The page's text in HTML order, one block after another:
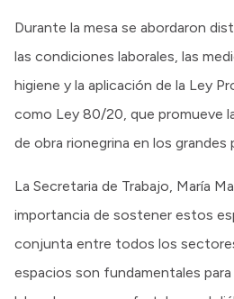
Durante la mesa se abordaron
las condiciones laborales, las
higiene y la aplicación de la Ley
como Ley 80/20, que promueve
de obra rionegrina en los
La Secretaria de Trabajo, María
importancia de sostener estos
conjunta entre todos los
espacios son fundamentales